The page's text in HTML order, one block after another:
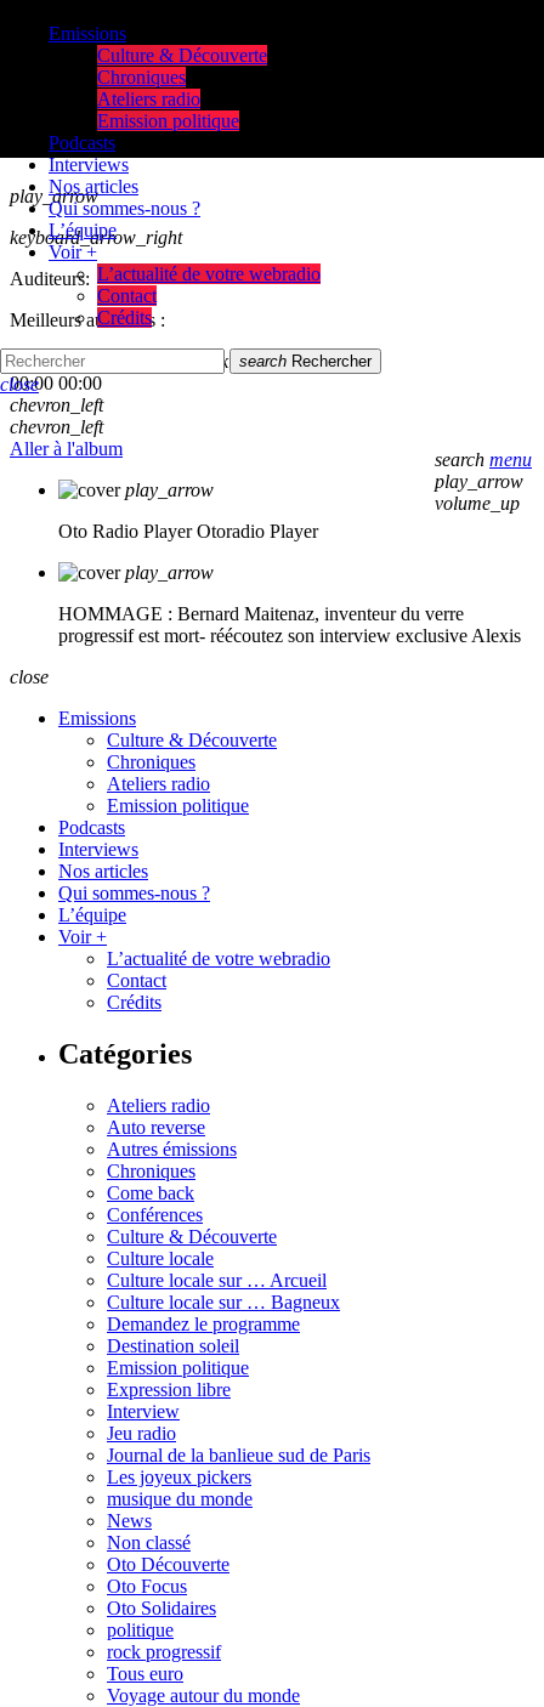
play_arrow
keyboard_arrow_right
Auditeurs:
Meilleurs auditeurs :
skip_previous
skip_next
00:00 00:00
chevron_left
chevron_left
Aller à l'album
play_arrow
Oto Radio Player Otoradio Player
play_arrow
HOMMAGE : Bernard Maitenaz, inventeur du verre
progressif est mort- réécoutez son interview exclusive Alexis
Emissions
Culture & Découverte
Chroniques
Ateliers radio
Emission politique
Podcasts
Interviews
Nos articles
Qui sommes-nous ?
L’équipe
Voir +
L’actualité de votre webradio
Contact
Crédits
search menu
play_arrow
volume_up
search Rechercher
close
close
Emissions
Culture & Découverte
Chroniques
Ateliers radio
Emission politique
Podcasts
Interviews
Nos articles
Qui sommes-nous ?
L’équipe
Voir +
L’actualité de votre webradio
Contact
Crédits
Catégories
Ateliers radio
Auto reverse
Autres émissions
Chroniques
Come back
Conférences
Culture & Découverte
Culture locale
Culture locale sur … Arcueil
Culture locale sur … Bagneux
Demandez le programme
Destination soleil
Emission politique
Expression libre
Interview
Jeu radio
Journal de la banlieue sud de Paris
Les joyeux pickers
musique du monde
News
Non classé
Oto Découverte
Oto Focus
Oto Solidaires
politique
rock progressif
Tous euro
Voyage autour du monde